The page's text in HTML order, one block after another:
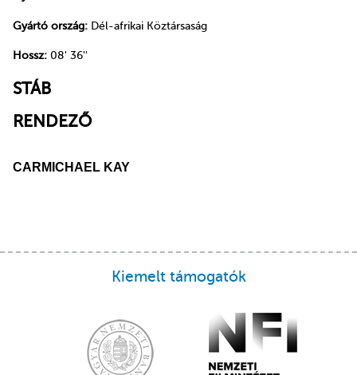
Gyártó ország: Dél-afrikai Köztársaság
Hossz: 08' 36''
STÁB
RENDEZŐ
CARMICHAEL KAY
Kiemelt támogatók